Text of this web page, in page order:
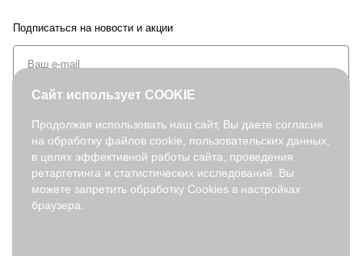
Подписаться на новости и акции
+7 (495) 127-08-52
order@fabretti.ru
© 2026. fabretti.ru. Все права защищены
Сайт использует COOKIE
Продолжая использовать наш сайт, Вы даете согласие
на обработку файлов cookie, пользовательских данных,
в целях эффективной работы сайта, проведения
ретаргетинга и статистических исследований. Вы
можете запретить обработку Cookies в настройках
браузера.